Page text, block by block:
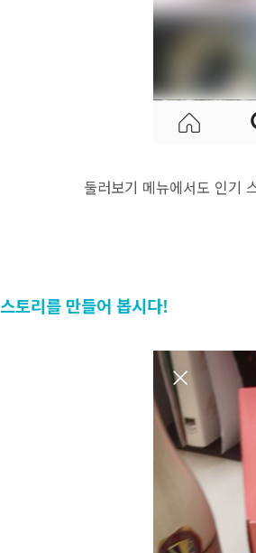
둘러보기 메뉴에서도 인기
스토리를 만들어 봅시다!